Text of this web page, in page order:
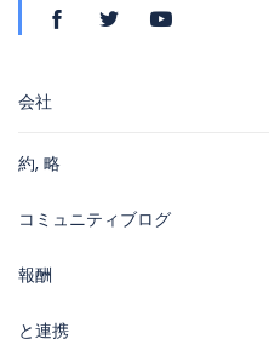
会社
約, 略
コミュニティブログ
報酬
と連携